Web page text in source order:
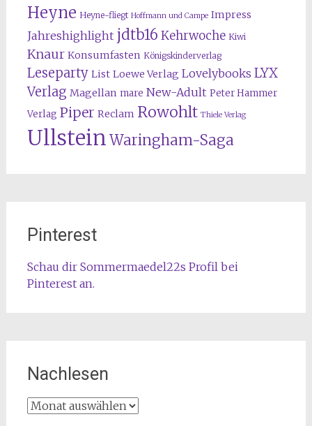
Heyne Heyne-fliegt Hoffmann und Campe Impress
Jahreshighlight jdtb16 Kehrwoche Kiwi
Knaur Konsumfasten Königskinderverlag
Leseparty List Loewe Verlag Lovelybooks LYX
Verlag Magellan mare New-Adult Peter Hammer
Verlag Piper Reclam Rowohlt Thiele Verlag
UllsteinWaringham-Saga
Pinterest
Schau dir Sommermaedel22s Profil bei
Pinterest an.
Nachlesen
Nachlesen